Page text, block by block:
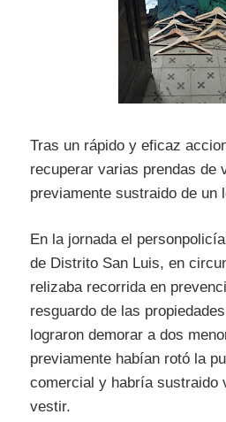
Tras un rápido y eficaz
recuperar varias prendas de
previamente sustraido de un
En la jornada el
de Distrito San Luis, en
relizaba recorrida en
resguardo de las
lograron demorar a dos
previamente habían rotó la
comercial y habría sustraido
vestir.